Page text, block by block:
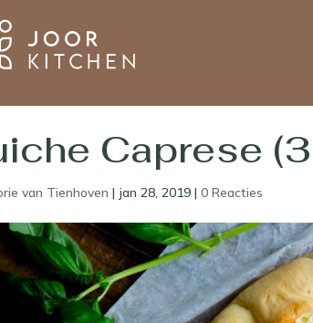
Caprese
van Tienhoven | jan 28, 2019 |0 Reacties